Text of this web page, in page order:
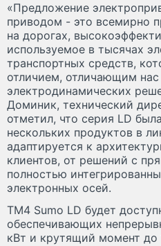
«Предложение
приводом - это всемирно
на дорогах,
используемое в тысячах
транспортных средств,
отличием, отличающим нас
электродинамических
Доминик, технический
отметил, что серия LD
нескольких продуктов в
адаптируется к
клиентов, от решений с
полностью
электронных осей.
TM4 Sumo LD будет
обеспечивающих
кВт и крутящий момент до